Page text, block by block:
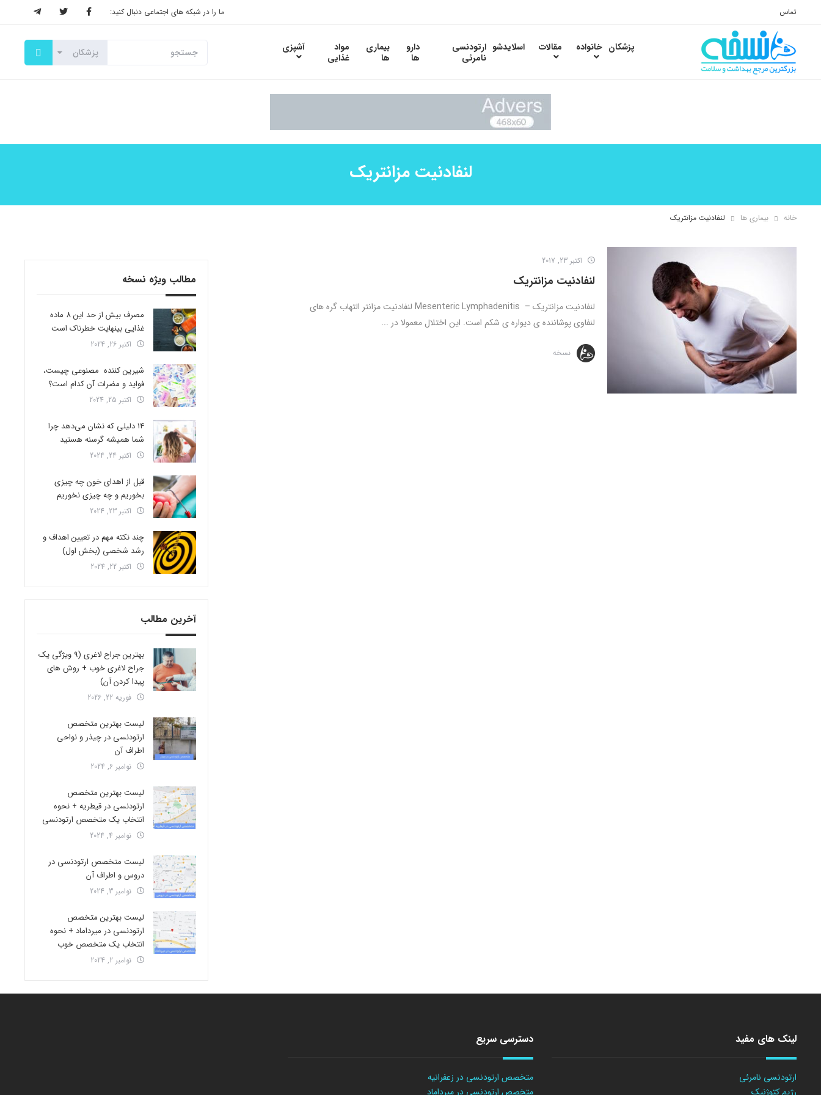
تماس ما را در شبکه های اجتماعی دنبال کنید:
پزشکان خانواده مقالات اسلایدشو ارتودنسی
نامرئی
دارو
ها
بیماری
ها
مواد
غذایی
آشپزی
لنفادنیت مزانتریک
خانه بیماری ها لنفادنیت مزانتریک
اکتبر 23, 2017
لنفادنیت مزانتریک
لنفادنیت مزانتریک – Mesenteric Lymphadenitis لنفادنیت مزانتر التهاب گره های
لنفاوی پوشاننده ی دیواره ی شکم است. این اختلال معمولا در ...
نسخه
مطالب ویژه نسخه
مصرف بیش از حد این 8 ماده
غذایی بینهایت خطرناک است
اکتبر 26, 2024
شیرین کننده مصنوعی چیست،
فواید و مضرات آن کدام است؟
اکتبر 25, 2024
14 دلیلی که نشان می‌دهد چرا
شما همیشه گرسنه هستید
اکتبر 24, 2024
قبل از اهدای خون چه چیزی
بخوریم و چه چیزی نخوریم
اکتبر 23, 2024
چند نکته مهم در تعیین اهداف و
رشد شخصی (بخش اول)
اکتبر 22, 2024
آخرین مطالب
بهترین جراح لاغری (9 ویژگی یک
جراح لاغری خوب + روش های
پیدا کردن آن)
فوریه 22, 2026
لیست بهترین متخصص
ارتودنسی در چیذر و نواحی
اطراف آن
نوامبر 6, 2024
لیست بهترین متخصص
ارتودنسی در قیطریه + نحوه
انتخاب یک متخصص ارتودنسی
نوامبر 4, 2024
لیست متخصص ارتودنسی در
دروس و اطراف آن
نوامبر 3, 2024
لیست بهترین متخصص
ارتودنسی در میرداماد + نحوه
انتخاب یک متخصص خوب
نوامبر 2, 2024
لینک های مفید
ارتودنسی نامرئی
رژیم کتوژنیک
دسترسی سریع
متخصص ارتودنسی در زعفرانیه
متخصص ارتودنسی در میرداماد